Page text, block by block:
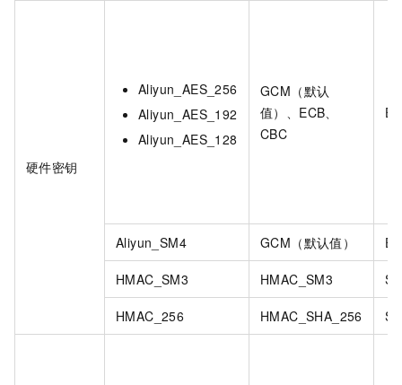
硬件密钥
Aliyun_AES_256
Aliyun_AES_192
Aliyun_AES_128
GCM（默认
值）、ECB、
CBC
Aliyun_SM4 GCM（默认值）
HMAC_SM3 HMAC_SM3
HMAC_256 HMAC_SHA_256